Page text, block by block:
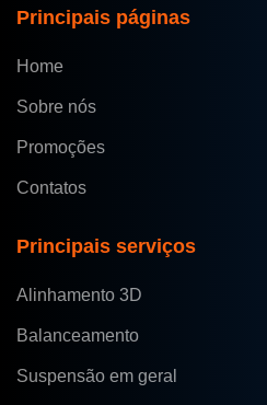
Principais páginas
Home
Sobre nós
Promoções
Contatos
Principais serviços
Alinhamento 3D
Balanceamento
Suspensão em geral